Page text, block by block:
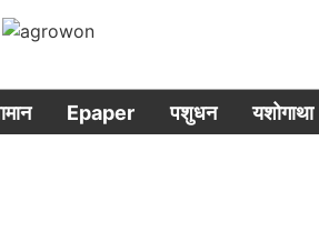
Epaper पशुधन यशोगाथा